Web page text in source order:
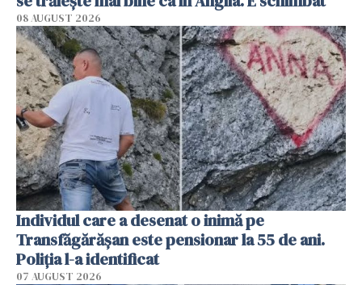
08 AUGUST 2026
Individul care a desenat o inimă pe
Transfăgărășan este pensionar la 55 de ani.
Poliția l-a identificat
07 AUGUST 2026